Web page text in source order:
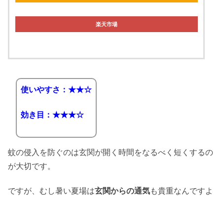
楽天市場
使いやすさ：★★☆
効き目：★★★☆
蚊の侵入を防ぐのは玄関が開く時間をなるべく短くするの
が大切です。
ですが、むし暑い夏場は玄関からの通気も貴重なんですよ